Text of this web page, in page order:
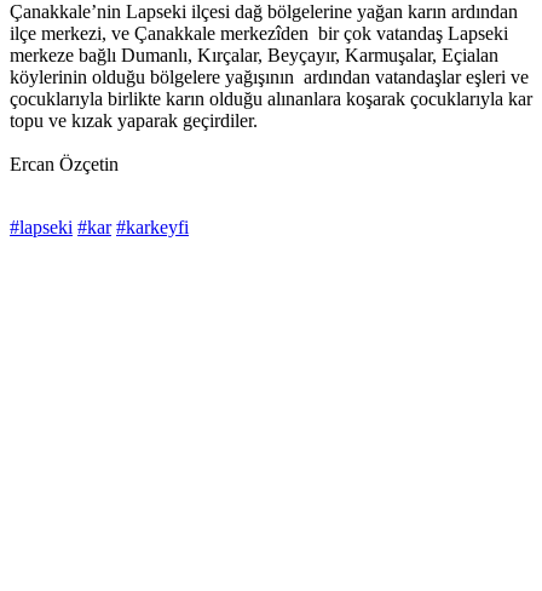
Çanakkale’nin Lapseki ilçesi dağ bölgelerine yağan karın ardından
ilçe merkezi, ve Çanakkale merkezîden bir çok vatandaş Lapseki
merkeze bağlı Dumanlı, Kırçalar, Beyçayır, Karmuşalar, Eçialan
köylerinin olduğu bölgelere yağışının ardından vatandaşlar eşleri ve
çocuklarıyla birlikte karın olduğu alınanlara koşarak çocuklarıyla kar
topu ve kızak yaparak geçirdiler.
Ercan Özçetin
#lapseki #kar #karkeyfi